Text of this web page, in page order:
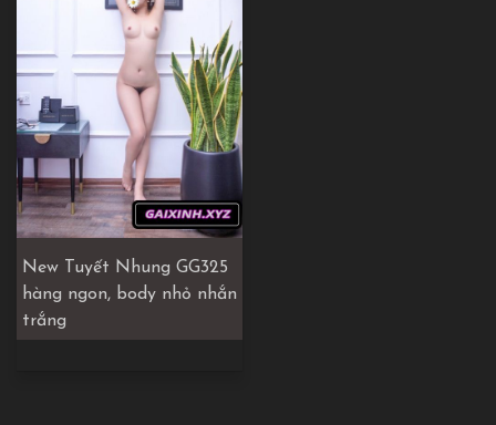
New Tuyết Nhung GG325
hàng ngon, body nhỏ nhắn
trắng